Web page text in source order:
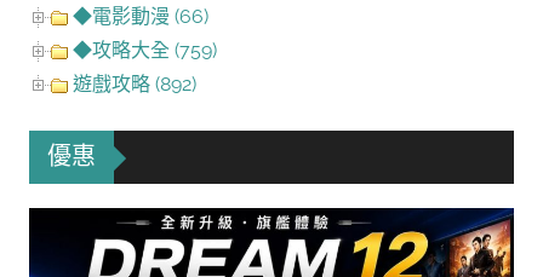
◆電影動漫 (66)
◆攻略大全 (759)
遊戲攻略 (892)
優惠